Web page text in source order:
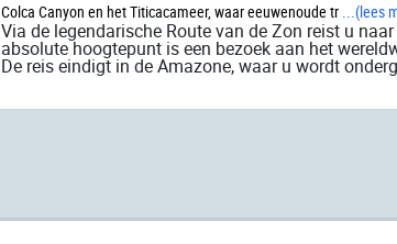
Colca Canyon en het Titicacameer, waar eeuwenoude tr ...(lees
Via de legendarische Route van de Zon reist u
absolute hoogtepunt is een bezoek aan het
De reis eindigt in de Amazone, waar u wordt